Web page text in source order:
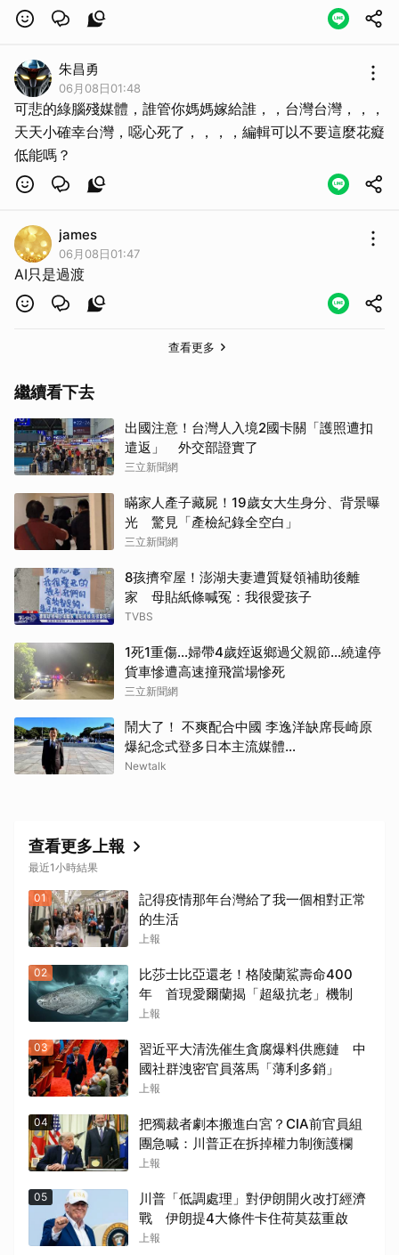
朱昌勇
06月08日01:48
可悲的綠腦殘媒體，誰管你媽媽嫁給誰，，台灣台灣，，，
天天小確幸台灣，噁心死了，，，，編輯可以不要這麼花癡
低能嗎？
james
06月08日01:47
AI只是過渡
查看更多
繼續看下去
出國注意！台灣人入境2國卡關「護照遭扣
遣返」 外交部證實了
三立新聞網
瞞家人產子藏屍！19歲女大生身分、背景曝
光 驚見「產檢紀錄全空白」
三立新聞網
8孩擠窄屋！澎湖夫妻遭質疑領補助後離
家 母貼紙條喊冤：我很愛孩子
TVBS
1死1重傷…婦帶4歲姪返鄉過父親節…繞違停
貨車慘遭高速撞飛當場慘死
三立新聞網
鬧大了！ 不爽配合中國 李逸洋缺席長崎原
爆紀念式登多日本主流媒體...
Newtalk
查看更多上報
最近1小時結果
01
記得疫情那年台灣給了我一個相對正常
的生活
上報
02
比莎士比亞還老！格陵蘭鯊壽命400
年 首現愛爾蘭揭「超級抗老」機制
上報
03
習近平大清洗催生貪腐爆料供應鏈 中
國社群洩密官員落馬「薄利多銷」
上報
04
把獨裁者劇本搬進白宮？CIA前官員組
團急喊：川普正在拆掉權力制衡護欄
上報
05
川普「低調處理」對伊朗開火改打經濟
戰 伊朗提4大條件卡住荷莫茲重啟
上報